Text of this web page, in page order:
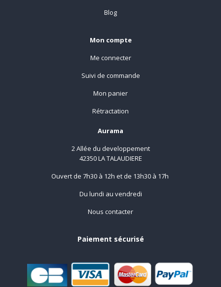
Blog
Mon compte
Me connecter
Suivi de commande
Mon panier
Rétractation
Aurama
2 Allée du developpement
42350 LA TALAUDIERE
Ouvert de 7h30 à 12h et de 13h30 à 17h
Du lundi au vendredi
Nous contacter
Paiement sécurisé